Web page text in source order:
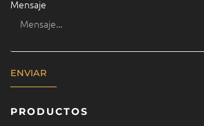
Mensaje
ENVIAR
PRODUCTOS